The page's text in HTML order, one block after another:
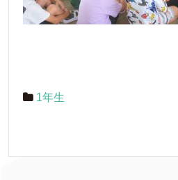
1年生